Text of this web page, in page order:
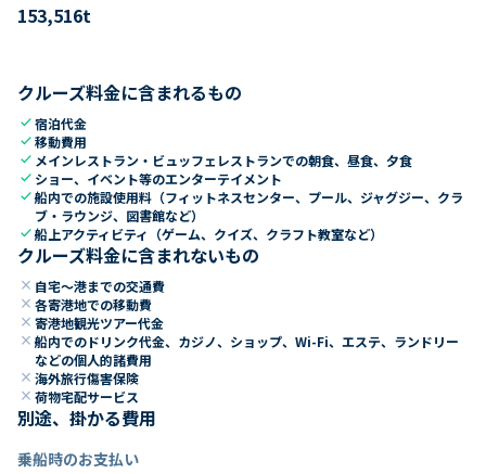
153,516t
クルーズ料金に含まれるもの
check宿泊代金
check移動費用
check メインレストラン・ビュッフェレストランでの朝食、昼食、夕食
check ショー、イベント等のエンターテイメント
check船内での施設使用料（フィットネスセンター、プール、ジャグジー、クラ
ブ・ラウンジ、図書館など）
check船上アクティビティ（ゲーム、クイズ、クラフト教室など）
クルーズ料金に含まれないもの
close 自宅～港までの交通費
close 各寄港地での移動費
close 寄港地観光ツアー代金
close 船内でのドリンク代金、カジノ、ショップ、Wi-Fi、エステ、ランドリー
などの個人的諸費用
close 海外旅行傷害保険
close 荷物宅配サービス
別途、掛かる費用
乗船時のお支払い